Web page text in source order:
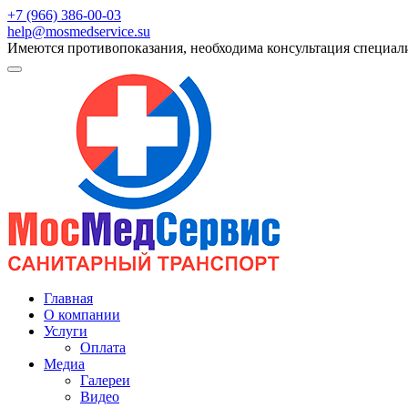
+7 (966) 386-00-03
help@mosmedservice.su
Имеются противопоказания, необходима консультация
Главная
О компании
Услуги
Оплата
Медиа
Галереи
Видео